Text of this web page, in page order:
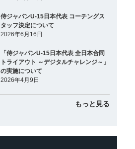
侍ジャパンU-15日本代表 コーチングス
タッフ決定について
2026年6月16日
「侍ジャパンU-15日本代表 全日本合同
トライアウト ～デジタルチャレンジ～」
の実施について
2026年4月9日
もっと見る